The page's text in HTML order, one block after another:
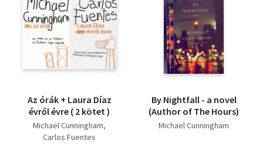
Az órák + Laura Díaz
évről évre ( 2 kötet )
Michael Cunningham
Carlos Fuentes
By Nightfall - a novel
(Author of The Hours)
Michael Cunningham